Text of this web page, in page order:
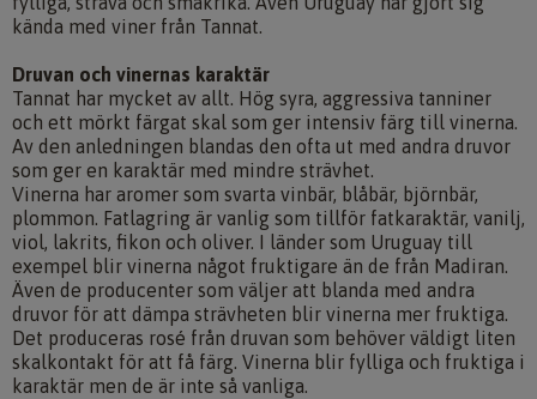
kända med viner från Tannat.
Druvan och vinernas karaktär
Tannat har mycket av allt. Hög syra, aggressiva tanniner
och ett mörkt färgat skal som ger intensiv färg till vinerna.
Av den anledningen blandas den ofta ut med andra druvor
som ger en karaktär med mindre strävhet.
Vinerna har aromer som svarta vinbär, blåbär, björnbär,
plommon. Fatlagring är vanlig som tillför fatkaraktär, vanilj,
viol, lakrits, fikon och oliver. I länder som Uruguay till
exempel blir vinerna något fruktigare än de från Madiran.
Även de producenter som väljer att blanda med andra
druvor för att dämpa strävheten blir vinerna mer fruktiga.
Det produceras rosé från druvan som behöver väldigt liten
skalkontakt för att få färg. Vinerna blir fylliga och fruktiga i
karaktär men de är inte så vanliga.